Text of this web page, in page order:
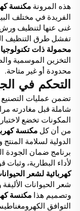
هذه المرونة مكنسة
الفريدة في مختلف
غنى عنها لتنظيف
تفشل طرق التنظيف
محمولة ذات تكنولوجيا
التخزين الموسمية
محدودة أو غير متاحة.
التحكم في
تضمن عمليات التصنيع
شاملة قبل مغادرته
المكونات تخضع
من أن كل مكنسة
الدولية لسلامة المنتج
برنامج ضمان الجودة
لأداء البطارية،
كهربائية لشعر
شعر الحيوانات
وتصميم هذا مكنسة
التوافق